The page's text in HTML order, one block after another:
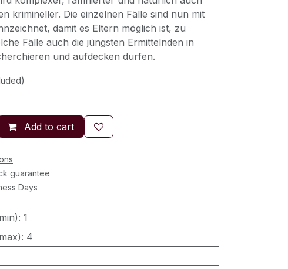
krimineller. Die einzelnen Fälle sind nun mit
damit es Eltern möglich ist, zu
Fälle auch die jüngsten Ermittelnden in
und aufdecken dürfen.
Add to cart
guarantee
Days
: 1
: 4